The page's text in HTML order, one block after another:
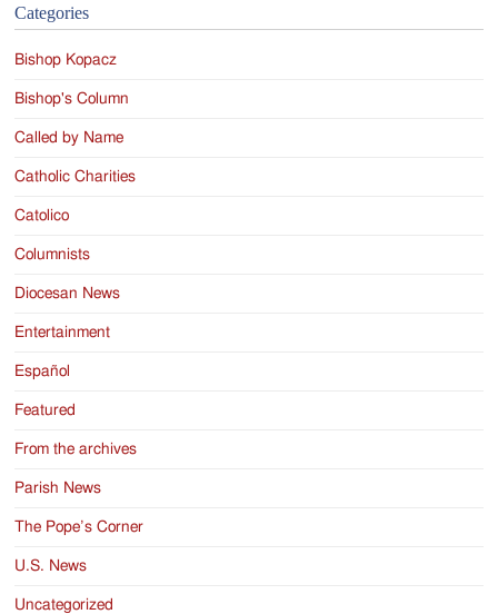
Categories
Bishop Kopacz
Bishop's Column
Called by Name
Catholic Charities
Catolico
Columnists
Diocesan News
Entertainment
Español
Featured
From the archives
Parish News
The Pope’s Corner
U.S. News
Uncategorized